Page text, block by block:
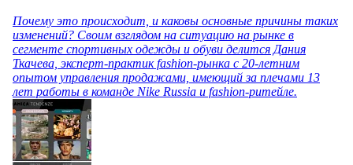
Почему это происходит, и каковы основные причины таких
изменений? Своим взглядом на ситуацию на рынке в
сегменте спортивных одежды и обуви делится Дания
Ткачева, эксперт-практик fashion-рынка с 20-летним
опытом управления продажами, имеющий за плечами 13
лет работы в команде Nike Russia и fashion-ритейле.